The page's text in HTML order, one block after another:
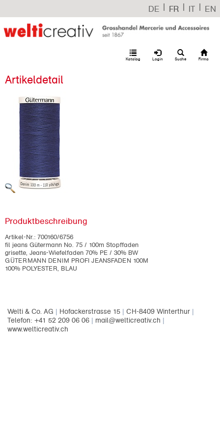
DE | FR | IT | EN
Firma
Suche
Login
Katalog
Artikeldetail
Produktbeschreibung
Artikel-Nr.: 700160/6756
fil jeans Gütermann No. 75 / 100m Stopffaden
grisette, Jeans-Wiefelfaden 70% PE / 30% BW
GÜTERMANN DENIM PROFI JEANSFADEN 100M
100% POLYESTER, BLAU
Welti & Co. AG | Hofackerstrasse 15 | CH-8409 Winterthur |
Telefon: +41 52 209 06 06 | mail@welticreativ.ch |
www.welticreativ.ch